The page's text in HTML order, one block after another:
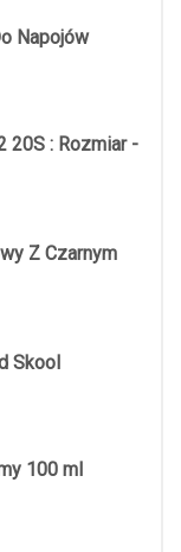
Napojów
20S : Rozmiar -
Z Czarnym
Skool
100 ml